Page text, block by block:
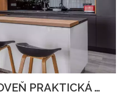
MODERNÍ A ZÁROVEŇ PRAKTICKÁ KUCHYNĚ